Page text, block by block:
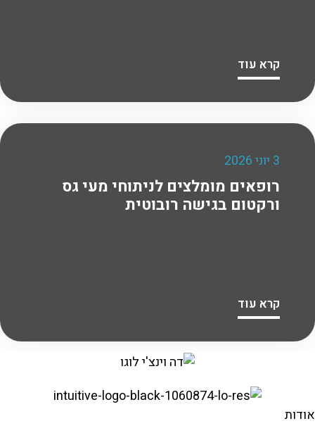
קרא עוד
3 יוני 2026
רופאים מומלצים לניתוחי מעי גס
ורקטום בגישה רובוטית
קרא עוד
אודות